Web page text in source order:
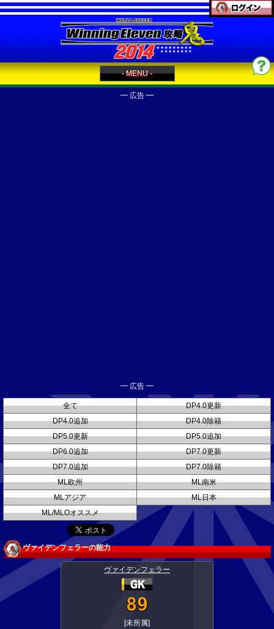
- MENU -
━ 広告 ━
━ 広告 ━
全て
DP4.0更新
DP4.0追加
DP4.0除籍
DP5.0更新
DP5.0追加
DP6.0追加
DP7.0更新
DP7.0追加
DP7.0除籍
ML欧州
ML南米
MLアジア
ML日本
ML/MLOオススメ
ヴァイデンフェラーの能力
ヴァイデンフェラー
89
[未所属]